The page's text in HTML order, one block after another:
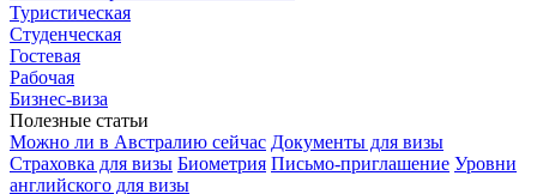
Туристическая
Студенческая
Гостевая
Рабочая
Бизнес-виза
Полезные статьи
Можно ли в Австралию сейчас Документы для визы
Страховка для визы Биометрия Письмо-приглашение Уровни
английского для визы